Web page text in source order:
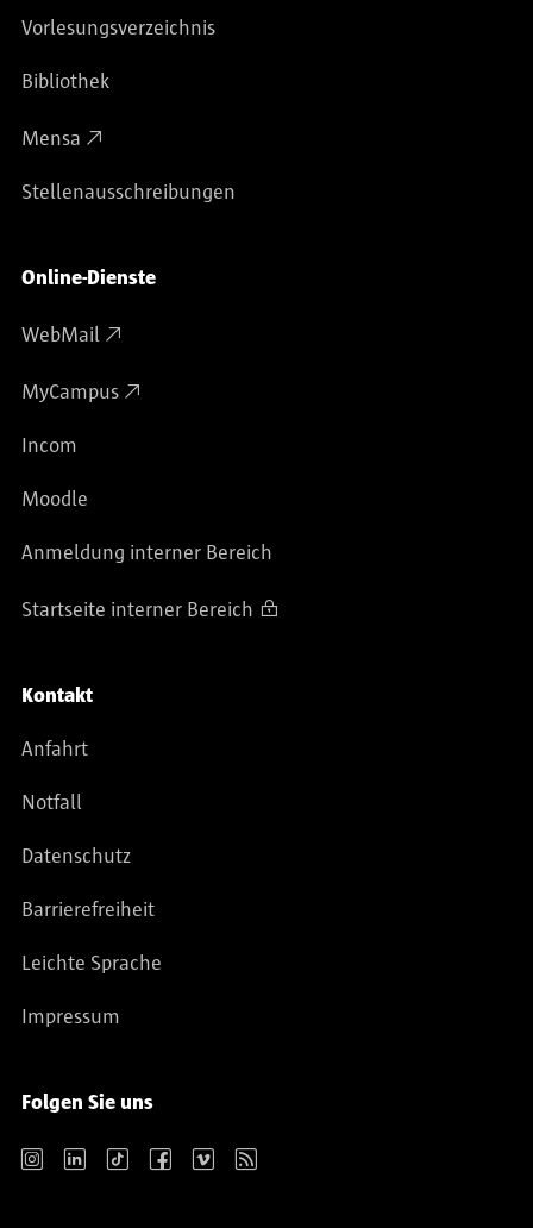
Vorlesungsverzeichnis
Bibliothek
Mensa
Stellenausschreibungen
Online-Dienste
WebMail
MyCampus
Incom
Moodle
Anmeldung interner Bereich
Startseite interner Bereich
Kontakt
Anfahrt
Notfall
Datenschutz
Barrierefreiheit
Leichte Sprache
Impressum
Folgen Sie uns
Instagram LinkedIn TikTok Facebook Vimeo RSS